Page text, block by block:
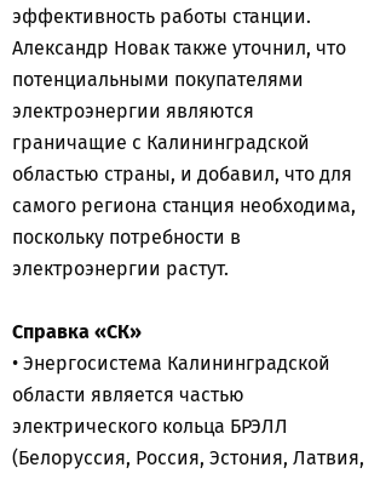
эффективность работы станции.
Александр Новак также уточнил, что
потенциальными покупателями
электроэнергии являются
граничащие с Калининградской
областью страны, и добавил, что для
самого региона станция необходима,
поскольку потребности в
электроэнергии растут.
Справка «СК»
• Энергосистема Калининградской
области является частью
электрического кольца БРЭЛЛ
(Белоруссия, Россия, Эстония, Латвия,